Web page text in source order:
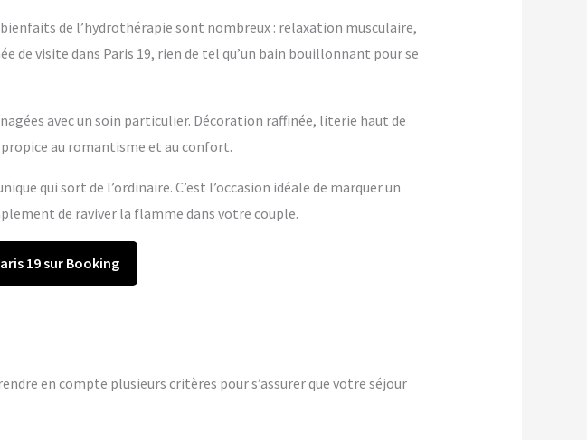
bienfaits de l’hydrothérapie sont nombreux : relaxation musculaire,
de visite dans Paris 19, rien de tel qu’un bain bouillonnant pour se
avec un soin particulier. Décoration raffinée, literie haut de
au romantisme et au confort.
qui sort de l’ordinaire. C’est l’occasion idéale de marquer un
de raviver la flamme dans votre couple.
19 sur Booking
en compte plusieurs critères pour s’assurer que votre séjour